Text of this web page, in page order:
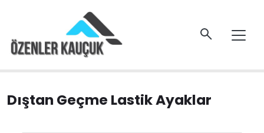
Dıştan Geçme Lastik Ayaklar